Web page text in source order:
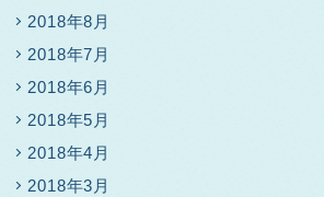
2018年8月
2018年7月
2018年6月
2018年5月
2018年4月
2018年3月